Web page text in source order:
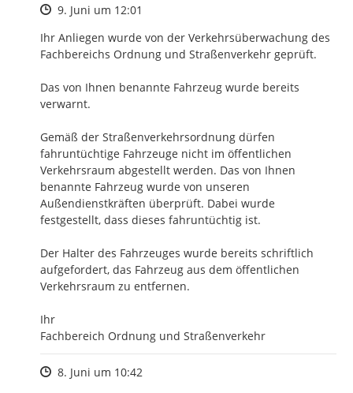
Zeitpunkt des Erstellens
9. Juni um 12:01
Ihr Anliegen wurde von der Verkehrsüberwachung des
Fachbereichs Ordnung und Straßenverkehr geprüft.
Das von Ihnen benannte Fahrzeug wurde bereits
verwarnt.
Gemäß der Straßenverkehrsordnung dürfen
fahruntüchtige Fahrzeuge nicht im öffentlichen
Verkehrsraum abgestellt werden. Das von Ihnen
benannte Fahrzeug wurde von unseren
Außendienstkräften überprüft. Dabei wurde
festgestellt, dass dieses fahruntüchtig ist.
Der Halter des Fahrzeuges wurde bereits schriftlich
aufgefordert, das Fahrzeug aus dem öffentlichen
Verkehrsraum zu entfernen.
Ihr
Fachbereich Ordnung und Straßenverkehr
Zeitpunkt des Erstellens
8. Juni um 10:42